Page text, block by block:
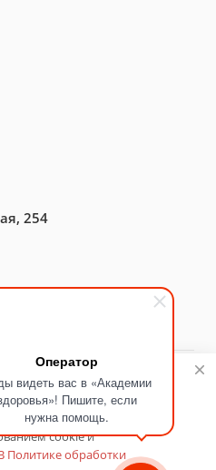
Оператор
видеть вас в «Академии
Пишите, если
нужна помощь.
254
254
здоровья»
сервис веб‑аналитики
работы сайта и анализа
вы соглашаетесь на
cookie и
Политике обработки